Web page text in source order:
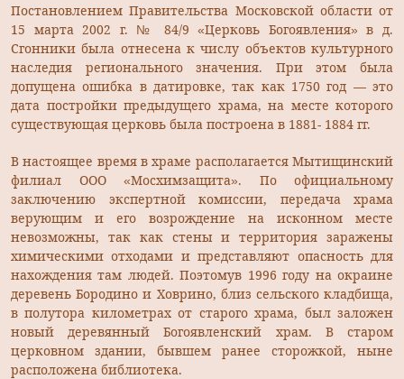
Постановлением Правительства Московской области от
15 марта 2002 г. № 84/9 «Церковь Богоявления» в д.
Сгонники была отнесена к числу объектов культурного
наследия регионального значения. При этом была
допущена ошибка в датировке, так как 1750 год — это
дата постройки предыдущего храма, на месте которого
существующая церковь была построена в 1881- 1884 гг.
В настоящее время в храме располагается Мытищинский
филиал ООО «Мосхимзащита». По официальному
заключению экспертной комиссии, передача храма
верующим и его возрождение на исконном месте
невозможны, так как стены и территория заражены
химическими отходами и представляют опасность для
нахождения там людей. Поэтомув 1996 году на окраине
деревень Бородино и Ховрино, близ сельского кладбища,
в полутора километрах от старого храма, был заложен
новый деревянный Богоявленский храм. В старом
церковном здании, бывшем ранее сторожкой, ныне
расположена библиотека.